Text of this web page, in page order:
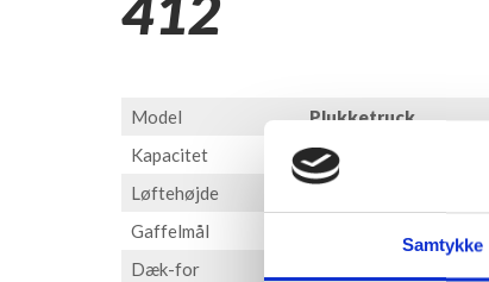
Samtykke
Model
Plukketruck
Kapacitet
1000 - 1200kg
Løftehøjde
Gaffelmål
Dæk-for